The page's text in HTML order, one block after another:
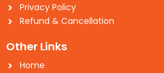
Privacy Policy
Refund & Cancellation
Other Links
Home